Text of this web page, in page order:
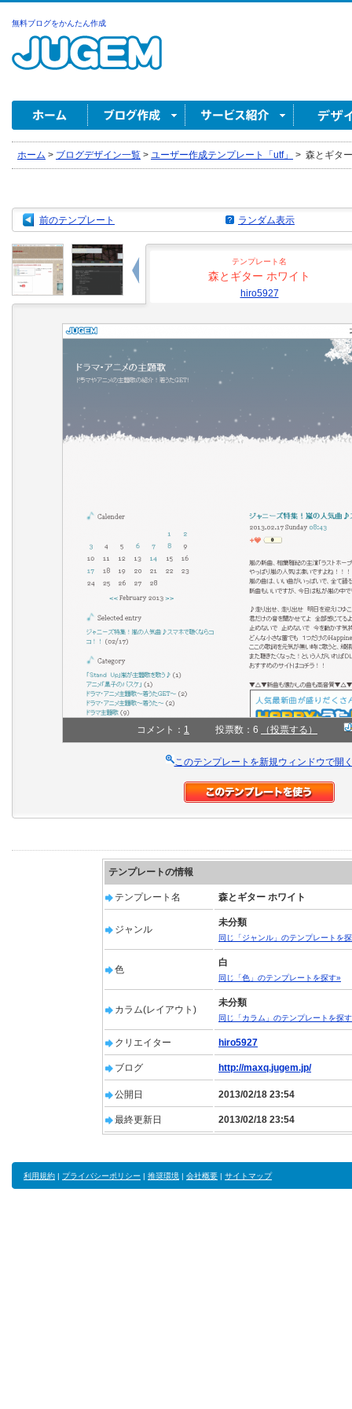
無料ブログをかんたん作成
ホーム > ブログデザイン一覧 > ユーザー作成テンプレート「utf」 > 森とギタ
前のテンプレート ランダム表示
テンプレート名
森とギター ホワイト
hiro5927
コメント： 1 投票数：6 （投票する）
このテンプレートを新規ウィンドウで開
テンプレートの情報
テンプレート名 森とギター ホワイト
ジャンル
未分類
同じ「ジャンル」のテンプレートを
色
白
同じ「色」のテンプレートを探す»
カラム(レイアウト)
未分類
同じ「カラム」のテンプレートを探
クリエイター hiro5927
ブログ http://maxq.jugem.jp/
公開日 2013/02/18 23:54
最終更新日 2013/02/18 23:54
利用規約 | プライバシーポリシー | 推奨環境 | 会社概要 | サイトマップ